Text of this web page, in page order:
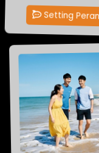
Setting Peran